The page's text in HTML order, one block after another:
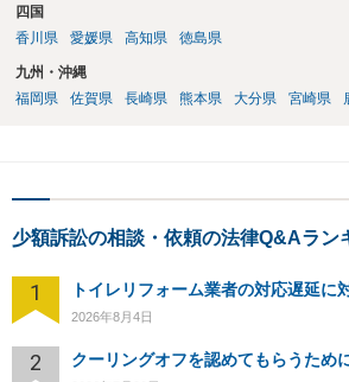
四国
香川県
愛媛県 高知県 徳島県
九州・沖縄
福岡県
佐賀県 長崎県 熊本県 大分県 宮崎県
少額訴訟の相談・依頼の法律Q&Aラン
1 トイレリフォーム業者の対応遅延に
2026年8月4日
2